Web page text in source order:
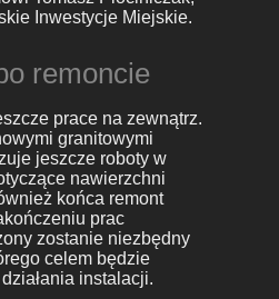
Inwestycje Miejskie.
remoncie
prace na zewnątrz.
granitowymi
jeszcze roboty w
nawierzchni
końca remont
prac
zostanie niezbędny
celem będzie
instalacji.